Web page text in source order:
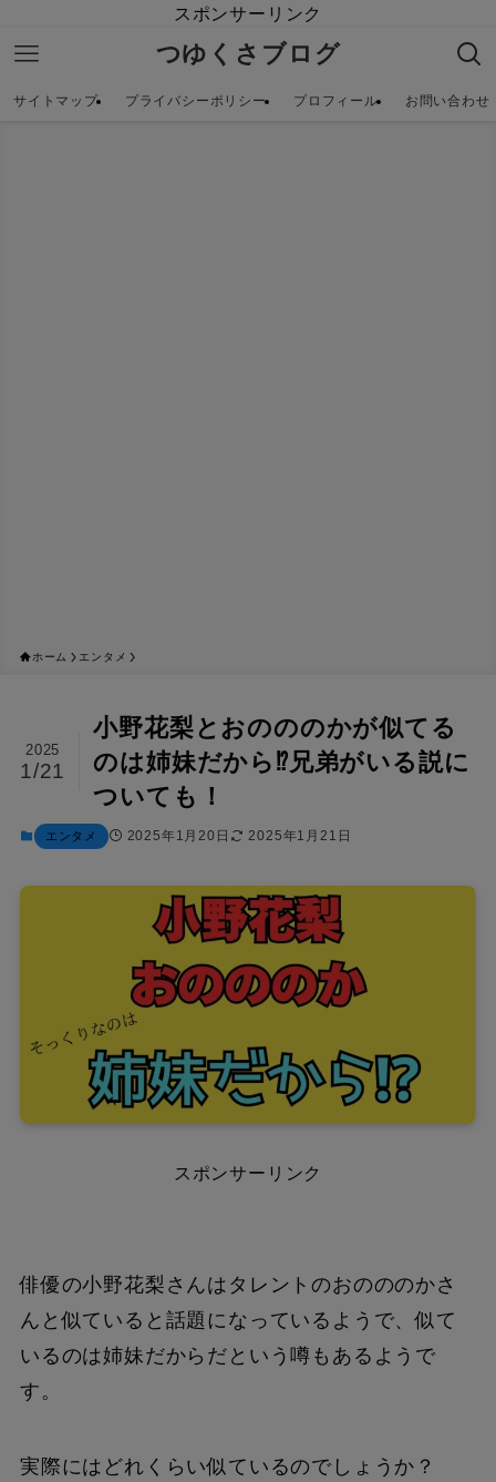
スポンサーリンク
つゆくさブログ
サイトマップ プライバシーポリシー プロフィール お問い合わせ
ホーム エンタメ
小野花梨とおのののかが似てる
のは姉妹だから⁉兄弟がいる説に
ついても！
2025
1/21
エンタメ 2025年1月20日 2025年1月21日
スポンサーリンク
俳優の小野花梨さんはタレントのおのののかさ
んと似ていると話題になっているようで、似て
いるのは姉妹だからだという噂もあるようで
す。
実際にはどれくらい似ているのでしょうか？